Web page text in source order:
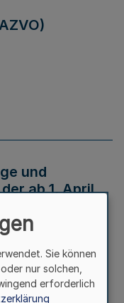
und
ab 1. April
Sie können
nur solchen,
erforderlich